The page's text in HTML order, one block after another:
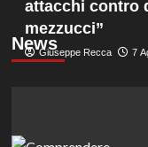
News
attacchi contro
mezzucci”
Giuseppe Recca 7